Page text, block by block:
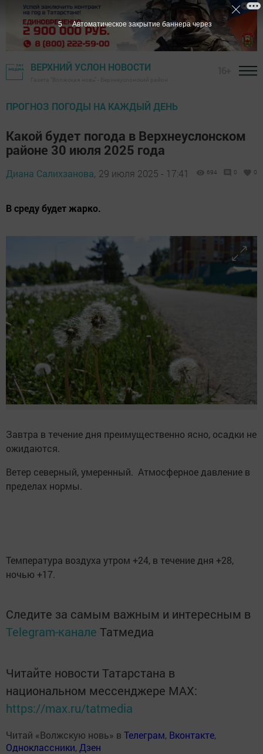
ВЕРХНИЙ УСЛОН НОВОСТИ
ПРОГНОЗ ПОГОДЫ НА КАЖДЫЙ ДЕНЬ
Какой будет погода в Верхнеуслонском
районе 30 июля 2025 года
Диана Салихзанова, 29 июля 2025 - 17:41 694 0 0
В среду будет жарко.
Завтра в течение дня преимущественно ясно, осадки не
ожидаются.
Ветер северный, умеренный. Атмосферное давление в
пределах нормы.
Температура воздуха утром +24, в течение дня +28,
ночью +17.
Следите за самым важным и интересным в
Telegram-канале Татмедиа
Читайте новости Татарстана в
национальном мессенджере MАХ:
https://max.ru/tatmedia
Читай «Волжскую новь» в Телеграм, Вконтакте,
Одноклассники, Дзен
3 Автоматическое закрытие баннера через